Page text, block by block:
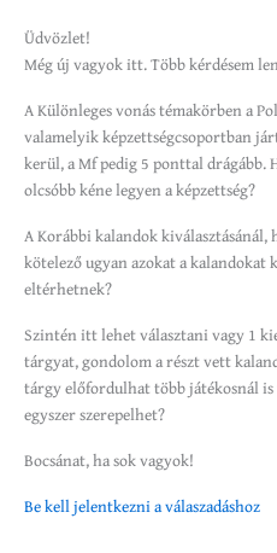
Üdvözlet!
Még új vagyok itt. Több kérdésem
A Különleges vonás témakörben a
valamelyik képzettségcsoportban
kerül, a Mf pedig 5 ponttal drágább.
olcsóbb kéne legyen a képzettség?
A Korábbi kalandok kiválasztásánál,
kötelező ugyan azokat a kalandokat
eltérhetnek?
Szintén itt lehet választani vagy 1
tárgyat, gondolom a részt vett
tárgy előfordulhat több játékosnál is
egyszer szerepelhet?
Bocsánat, ha sok vagyok!
Be kell jelentkezni a válaszadáshoz